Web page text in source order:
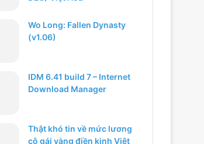
Wo Long: Fallen Dynasty
(v1.06)
IDM 6.41 build 7 – Internet
Download Manager
Thật khó tin về mức lương
cô gái vàng điền kinh Việt